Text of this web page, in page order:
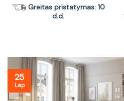
Greitas pristatymas: 10
d.d.
25
Lap